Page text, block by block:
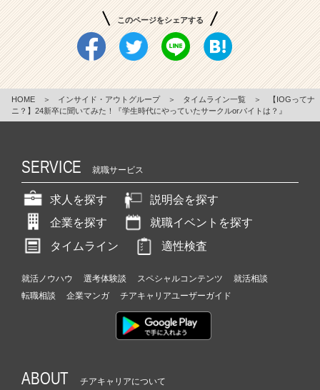
このページをシェアする
HOME ＞ インサイド・アウトグループ ＞ タイムライン一覧 ＞
【IOGってナ
ニ？】24新卒に聞いてみた！『学生時代にやっていたサークルorバイトは？』
SERVICE 就職サービス
求人を探す
説明会を探す
企業を探す
就職イベントを探す
タイムライン
適性検査
就活ノウハウ 選考体験談 スペシャルコンテンツ
就活相談
転職相談
企業マンガ チアキャリアユーザーガイド
ABOUT チアキャリアについて